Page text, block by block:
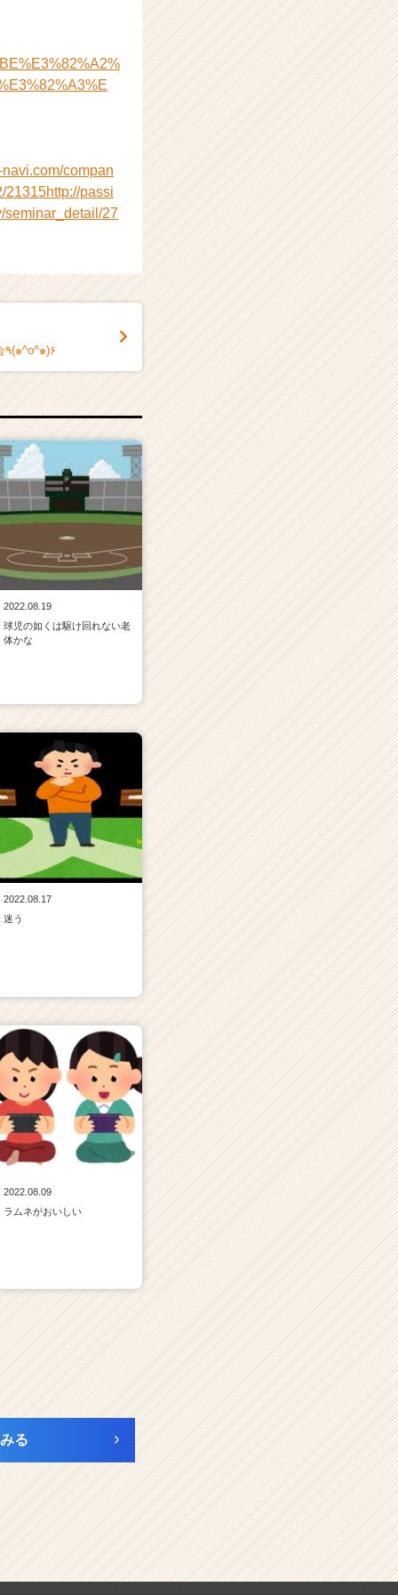
compan
21315http://passi
seminar_detail/27
6月4日 カジュアル会社説明会٩(๑^o^๑)۶
2022.08.19
球児の如くは駆け回れない老
体かな
2022.08.17
迷う
2022.08.09
ラムネがおいしい
る